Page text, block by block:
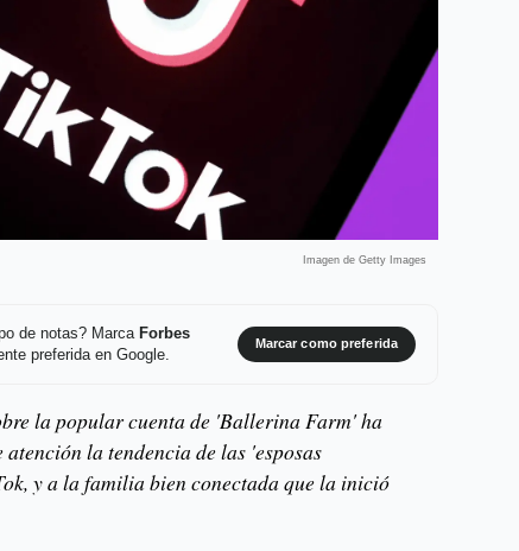
Imagen de Getty Images
de notas? Marca Forbes
preferida en Google.
Marcar como preferida
la popular cuenta de 'Ballerina Farm' ha
atención la tendencia de las 'esposas
y a la familia bien conectada que la inició